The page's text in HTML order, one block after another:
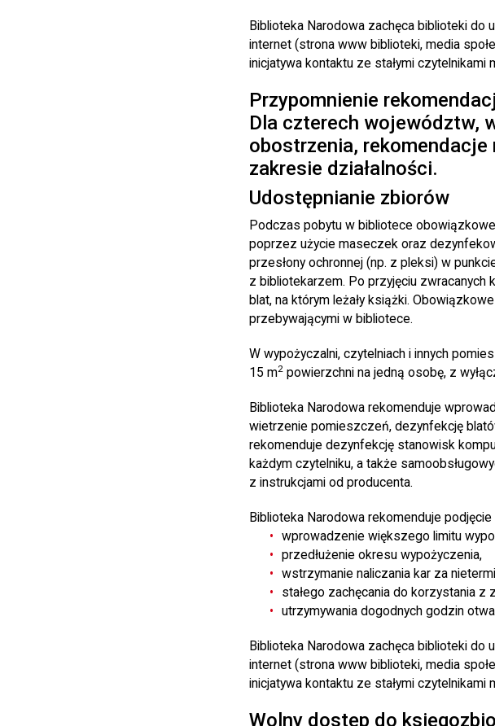
Biblioteka Narodowa zachęca biblioteki do
internet (strona www biblioteki, media
inicjatywa kontaktu ze stałymi
Przypomnienie
Dla czterech województw,
obostrzenia,
zakresie działalności.
Udostępnianie zbiorów
Podczas pobytu w bibliotece
poprzez użycie maseczek oraz
przesłony ochronnej (np. z pleksi) w
z bibliotekarzem. Po przyjęciu
blat, na którym leżały książki.
przebywającymi w bibliotece.
W wypożyczalni, czytelniach i innych
15 m2powierzchni na jedną osobę, z
Biblioteka Narodowa rekomenduje
wietrzenie pomieszczeń, dezynfekcję
rekomenduje dezynfekcję stanowisk
każdym czytelniku, a także
z instrukcjami od producenta.
Biblioteka Narodowa rekomenduje
wprowadzenie większego limitu
przedłużenie okresu wypożyczenia,
wstrzymanie naliczania kar za
stałego zachęcania do korzystania
utrzymywania dogodnych godzin
Biblioteka Narodowa zachęca biblioteki do
internet (strona www biblioteki, media
inicjatywa kontaktu ze stałymi
Wolny dostęp do